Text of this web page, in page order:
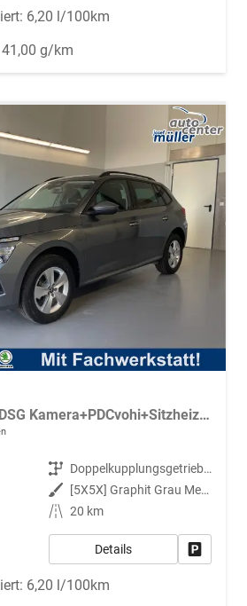
6,20 l/100km
g/km
Selection 1.0 TSI DSG Kamera+PDCvohi+Sitzheizung+AppConnect+Sunset+Alu16
Getriebe
Doppelkupplungsgetriebe (DSG)
Außenfarbe
[5X5X] Graphit Grau Metallic
Kilometerstand 20 km
Details
6,20 l/100km